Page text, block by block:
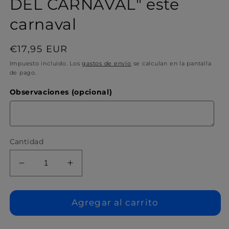
DEL CARNAVAL" este
carnaval
Precio
habitual
€17,95 EUR
Impuesto incluido. Losgastos de envío se calculan en la pantalla
de pago.
Observaciones (opcional)
Cantidad
Reducir
cantidad
para
con
Aumentar
cantidad
para
Sorprende
con
Agregar al carrito